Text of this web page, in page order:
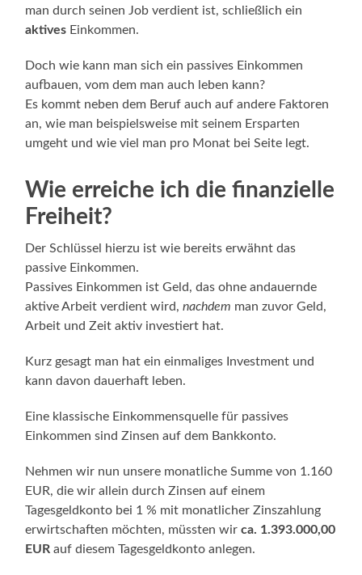
man durch seinen Job verdient ist, schließlich ein
aktives Einkommen.
Doch wie kann man sich ein passives Einkommen
aufbauen, vom dem man auch leben kann?
Es kommt neben dem Beruf auch auf andere Faktoren
an, wie man beispielsweise mit seinem Ersparten
umgeht und wie viel man pro Monat bei Seite legt.
Wie erreiche ich die finanzielle
Freiheit?
Der Schlüssel hierzu ist wie bereits erwähnt das
passive Einkommen.
Passives Einkommen ist Geld, das ohne andauernde
aktive Arbeit verdient wird,nachdem man zuvor Geld,
Arbeit und Zeit aktiv investiert hat.
Kurz gesagt man hat ein einmaliges Investment und
kann davon dauerhaft leben.
Eine klassische Einkommensquelle für passives
Einkommen sind Zinsen auf dem Bankkonto.
Nehmen wir nun unsere monatliche Summe von 1.160
EUR, die wir allein durch Zinsen auf einem
Tagesgeldkonto bei 1 % mit monatlicher Zinszahlung
erwirtschaften möchten, müssten wirca. 1.393.000,00
EUR auf diesem Tagesgeldkonto anlegen.